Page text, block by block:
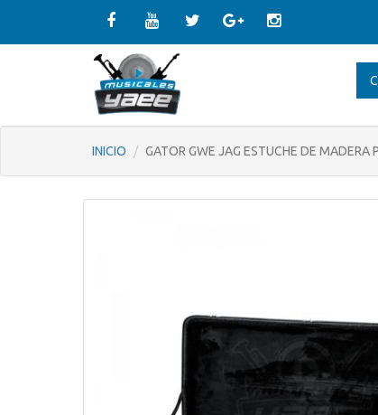
INICIO GATOR GWE JAG ESTUCHE DE MADERA